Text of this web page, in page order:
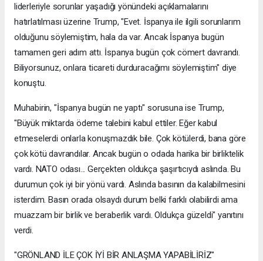
liderleriyle sorunlar yaşadığı yönündeki açıklamalarını
hatırlatılması üzerine Trump, "Evet. İspanya ile ilgili sorunlarım
olduğunu söylemiştim, hala da var. Ancak İspanya bugün
tamamen geri adım attı. İspanya bugün çok cömert davrandı.
Biliyorsunuz, onlara ticareti durduracağımı söylemiştim" diye
konuştu.
Muhabirin, "İspanya bugün ne yaptı" sorusuna ise Trump,
"Büyük miktarda ödeme talebini kabul ettiler. Eğer kabul
etmeselerdi onlarla konuşmazdık bile. Çok kötülerdi, bana göre
çok kötü davrandılar. Ancak bugün o odada harika bir birliktelik
vardı. NATO odası... Gerçekten oldukça şaşırtıcıydı aslında. Bu
durumun çok iyi bir yönü vardı. Aslında basının da kalabilmesini
isterdim. Basın orada olsaydı durum belki farklı olabilirdi ama
muazzam bir birlik ve beraberlik vardı. Oldukça güzeldi" yanıtını
verdi.
"GRÖNLAND İLE ÇOK İYİ BİR ANLAŞMA YAPABİLİRİZ"